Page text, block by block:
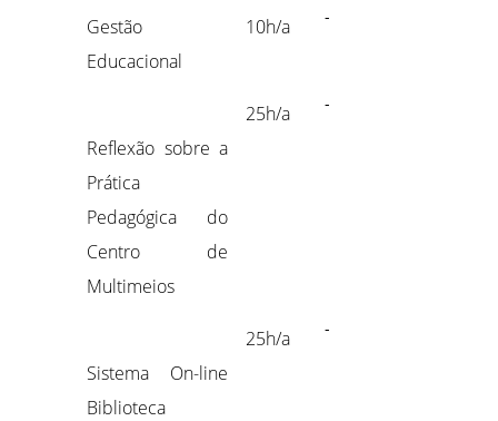
Gestão
Educacional
10h/a -
Reflexão sobre a
Prática
Pedagógica do
Centro de
Multimeios
25h/a -
Sistema On-line
Biblioteca
25h/a -